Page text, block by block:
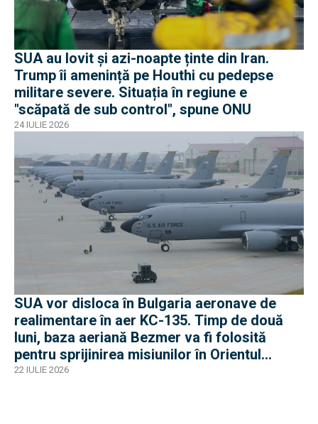
SUA au lovit și azi-noapte ținte din Iran.
Trump îi amenință pe Houthi cu pedepse
militare severe. Situația în regiune e
"scăpată de sub control", spune ONU
24 IULIE 2026
SUA vor disloca în Bulgaria aeronave de
realimentare în aer KC-135. Timp de două
luni, baza aeriană Bezmer va fi folosită
pentru sprijinirea misiunilor în Orientul
Mijlociu
22 IULIE 2026